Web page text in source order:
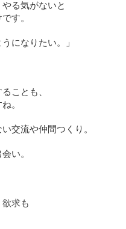
る気がないと
す。
になりたい。」
ことも、
。
交流や仲間つくり。
い。
求も